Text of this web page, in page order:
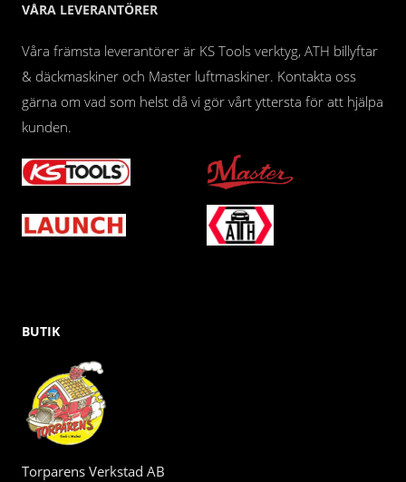
VÅRA LEVERANTÖRER
Våra främsta leverantörer är KS Tools verktyg, ATH billyftar
& däckmaskiner och Master luftmaskiner. Kontakta oss
gärna om vad som helst då vi gör vårt yttersta för att hjälpa
kunden.
BUTIK
Torparens Verkstad AB